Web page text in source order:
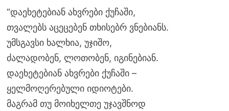
“დაეხეტებიან ახვრები ქუჩაში,
თვალებს აცეცებენ თხისებრ ვნებიანს.
უმსგავსი ხალხია, უჯიშო,
ძალადობენ, ლოთობენ, იგინებიან.
დაეხეტებიან ახვრები ქუჩაში –
ყელმოღერებული იდიოტები.
მაგრამ თუ მოიხელთე უჯავშნოდ